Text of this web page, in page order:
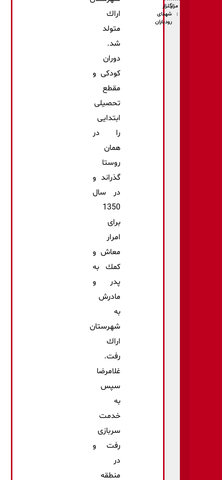
مزار
:
گلزار
شهدای
رودباران
اراك
متولد
شد.
دوران
كودكی و
مقطع
تحصیلی
ابتدایی
را در
همان
روستا
گذراند و
در سال
1350
برای
امرار
معاش و
كمك به
پدر و
مادرش
به
شهرستان
اراك
رفت.
غلامرضا
سپس
به
خدمت
سربازی
رفت و
در
منطقه